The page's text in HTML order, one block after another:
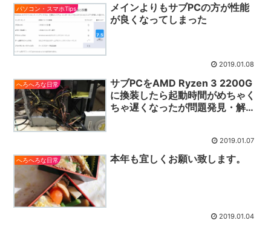
パソコン・スマホTips
メインよりもサブPCの方が性能
が良くなってしまった
2019.01.08
へろへろな日常
サブPCをAMD Ryzen 3 2200G
に換装したら起動時間がめちゃく
ちゃ遅くなったが問題発見・解決
2019.01.07
へろへろな日常 本年も宜しくお願い致します。
2019.01.04